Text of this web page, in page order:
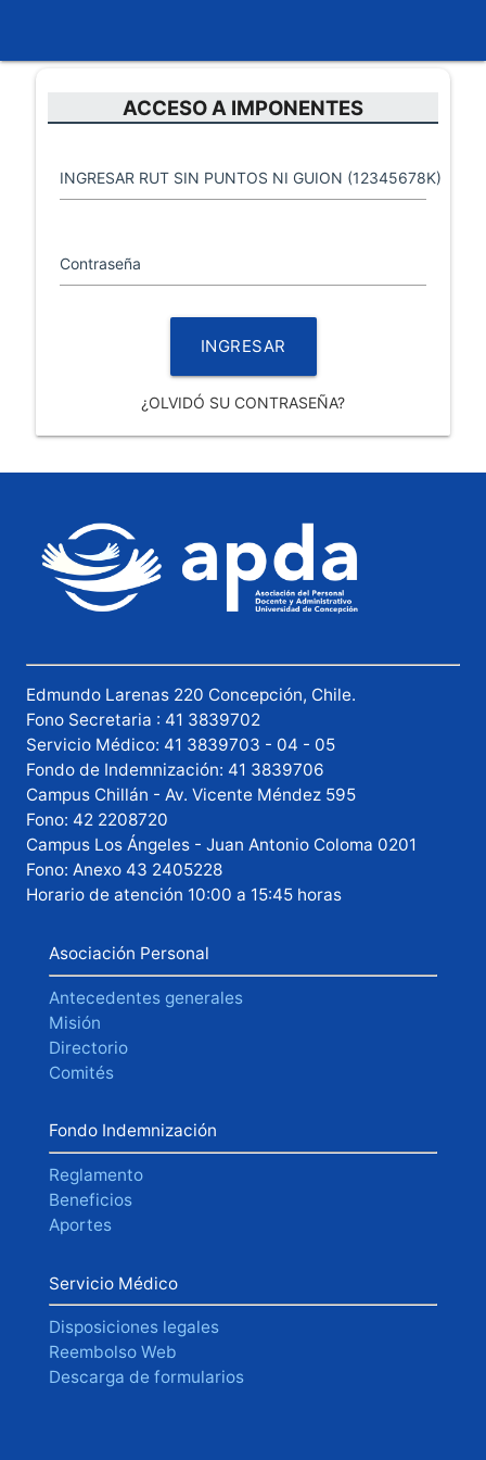
ACCESO A IMPONENTES
INGRESAR RUT SIN PUNTOS NI GUION (12345678K)
Contraseña
¿OLVIDÓ SU CONTRASEÑA?
Edmundo Larenas 220 Concepción, Chile.
Fono Secretaria : 41 3839702
Servicio Médico: 41 3839703 - 04 - 05
Fondo de Indemnización: 41 3839706
Campus Chillán - Av. Vicente Méndez 595
Fono: 42 2208720
Campus Los Ángeles - Juan Antonio Coloma 0201
Fono: Anexo 43 2405228
Horario de atención 10:00 a 15:45 horas
Asociación Personal
Antecedentes generales
Misión
Directorio
Comités
Fondo Indemnización
Reglamento
Beneficios
Aportes
Servicio Médico
Disposiciones legales
Reembolso Web
Descarga de formularios